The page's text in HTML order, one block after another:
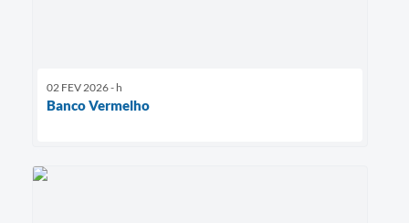
02 FEV 2026 - h
Banco Vermelho